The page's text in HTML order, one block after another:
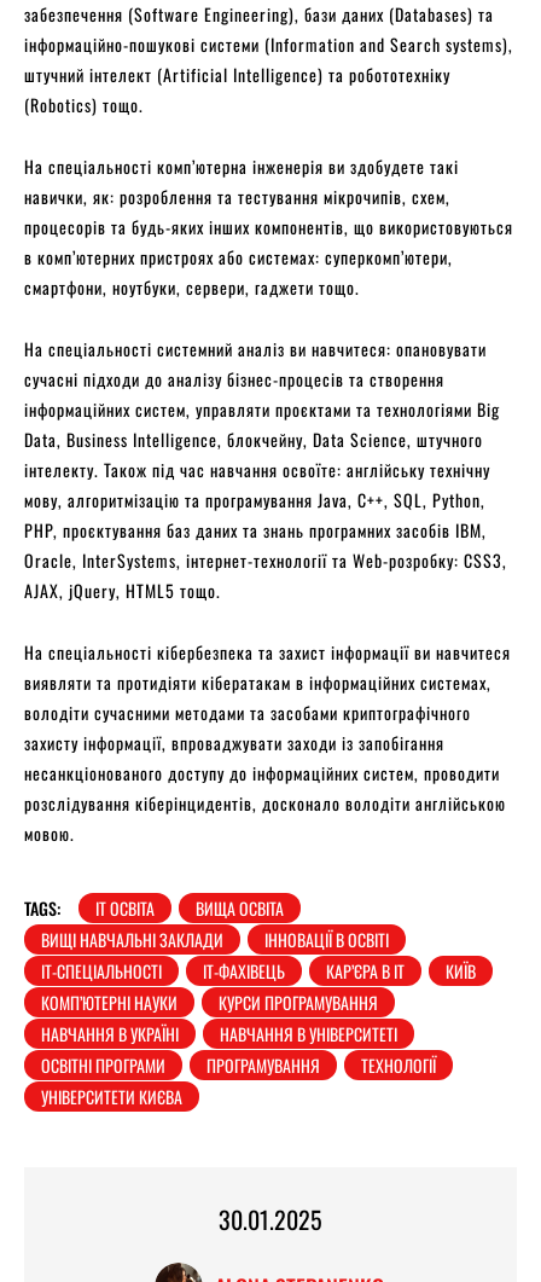
забезпечення (Software Engineering), бази даних (Databases) та
інформаційно-пошукові системи (Information and Search systems),
штучний інтелект (Artificial Intelligence) та робототехніку
(Robotics) тощо.
На спеціальності комп’ютерна інженерія ви здобудете такі
навички, як: розроблення та тестування мікрочипів, схем,
процесорів та будь-яких інших компонентів, що використовуються
в комп’ютерних пристроях або системах: суперкомп’ютери,
смартфони, ноутбуки, сервери, гаджети тощо.
На спеціальності системний аналіз ви навчитеся: опановувати
сучасні підходи до аналізу бізнес-процесів та створення
інформаційних систем, управляти проєктами та технологіями Big
Data, Business Intelligence, блокчейну, Data Science, штучного
інтелекту. Також під час навчання освоїте: англійську технічну
мову, алгоритмізацію та програмування Java, C++, SQL, Python,
PHP, проєктування баз даних та знань програмних засобів IBM,
Oracle, InterSystems, інтернет-технології та Web-розробку: CSS3,
AJAX, jQuery, HTML5 тощо.
На спеціальності кібербезпека та захист інформації ви навчитеся
виявляти та протидіяти кібератакам в інформаційних системах,
володіти сучасними методами та засобами криптографічного
захисту інформації, впроваджувати заходи із запобігання
несанкціонованого доступу до інформаційних систем, проводити
розслідування кіберінцидентів, досконало володіти англійською
мовою.
TAGS: IT ОСВІТА
ВИЩА ОСВІТА
ВИЩІ НАВЧАЛЬНІ ЗАКЛАДИ
ІННОВАЦІЇ В ОСВІТІ
ІТ-СПЕЦІАЛЬНОСТІ
ІТ-ФАХІВЕЦЬ КАР’ЄРА В ІТ
КИЇВ
КОМП’ЮТЕРНІ НАУКИ
КУРСИ ПРОГРАМУВАННЯ
НАВЧАННЯ В УКРАЇНІ
НАВЧАННЯ В УНІВЕРСИТЕТІ
ОСВІТНІ ПРОГРАМИ
ПРОГРАМУВАННЯ
ТЕХНОЛОГІЇ
УНІВЕРСИТЕТИ КИЄВА
30.01.2025